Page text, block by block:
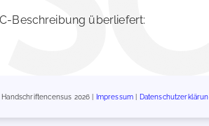
Beschreibung überliefert:
Handschriftencensus 2026 | Impressum